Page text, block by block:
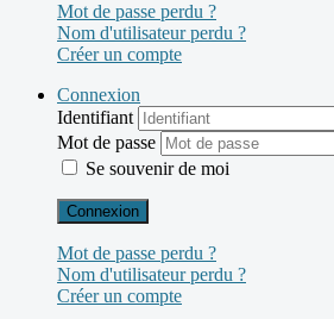
Mot de passe perdu ?
Nom d'utilisateur perdu ?
Créer un compte
Connexion
Identifiant
Mot de passe
Se souvenir de moi
Connexion
Mot de passe perdu ?
Nom d'utilisateur perdu ?
Créer un compte